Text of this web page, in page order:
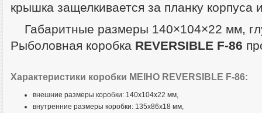
крышка защелкивается за планку корпуса
Габаритные размеры 140×104×22 мм,
Рыболовная коробка REVERSIBLE F-86
Характеристики коробки MEIHO REVERSIBLE F-86:
внешние размеры коробки: 140x104x22 мм,
внутренние размеры коробки: 135x86x18 мм,